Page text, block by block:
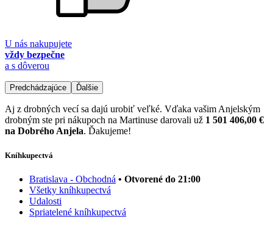
U nás nakupujete
vždy bezpečne
a s dôverou
Predchádzajúce Ďalšie
Aj z drobných vecí sa dajú urobiť veľké. Vďaka vašim Anjelským
drobným ste pri nákupoch na Martinuse darovali už 1 501 406,00 €
na Dobrého Anjela. Ďakujeme!
Kníhkupectvá
Bratislava - Obchodná • Otvorené do 21:00
Všetky kníhkupectvá
Udalosti
Spriatelené kníhkupectvá